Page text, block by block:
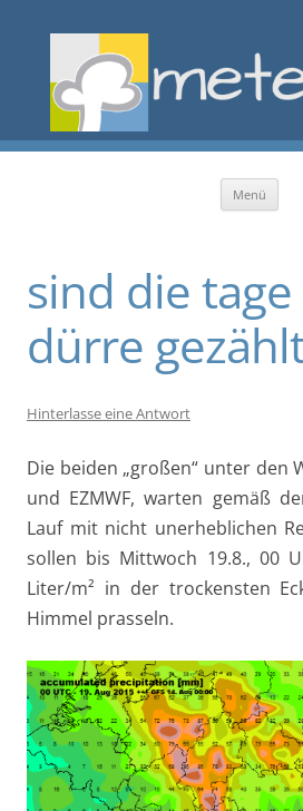
Menü
sind die
dürre
Hinterlasse eine Antwort
Die beiden „großen“ unter den
und EZMWF, warten gemäß
Lauf mit nicht unerheblichen
sollen bis Mittwoch 19.8., 00
Liter/m² in der trockensten
Himmel prasseln.